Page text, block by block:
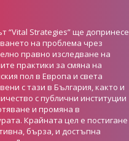
“Vital Strategies” ще допринесе
на проблема чрез
правно изследване на
практики за смяна на
пол в Европа и света
с тази в България, както и
с публични институции
и промяна в
Крайната цел е постигане
бърза, и достъпна